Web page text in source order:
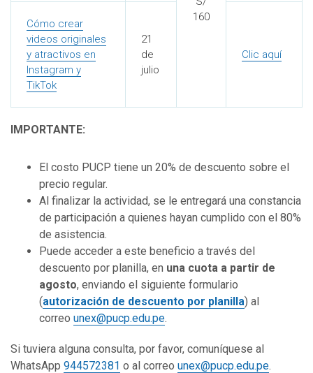
160
Cómo crear
videos originales
y atractivos en
Instagram y
TikTok
21
de
julio
Clic aquí
IMPORTANTE:
El costo PUCP tiene un 20% de descuento sobre el
precio regular.
Al finalizar la actividad, se le entregará una constancia
de participación a quienes hayan cumplido con el 80%
de asistencia.
Puede acceder a este beneficio a través del
descuento por planilla, en una cuota a partir de
agosto, enviando el siguiente formulario
(autorización de descuento por planilla) al
correo unex@pucp.edu.pe.
Si tuviera alguna consulta, por favor, comuníquese al
WhatsApp 944572381 o al correo unex@pucp.edu.pe.